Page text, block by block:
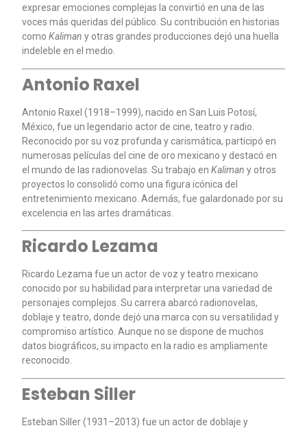
expresar emociones complejas la convirtió en una de las
voces más queridas del público. Su contribución en historias
comoKaliman y otras grandes producciones dejó una huella
indeleble en el medio.
Antonio Raxel
Antonio Raxel (1918–1999), nacido en San Luis Potosí,
México, fue un legendario actor de cine, teatro y radio.
Reconocido por su voz profunda y carismática, participó en
numerosas películas del cine de oro mexicano y destacó en
el mundo de las radionovelas. Su trabajo enKaliman y otros
proyectos lo consolidó como una figura icónica del
entretenimiento mexicano. Además, fue galardonado por su
excelencia en las artes dramáticas.
Ricardo Lezama
Ricardo Lezama fue un actor de voz y teatro mexicano
conocido por su habilidad para interpretar una variedad de
personajes complejos. Su carrera abarcó radionovelas,
doblaje y teatro, donde dejó una marca con su versatilidad y
compromiso artístico. Aunque no se dispone de muchos
datos biográficos, su impacto en la radio es ampliamente
reconocido.
Esteban Siller
Esteban Siller (1931–2013) fue un actor de doblaje y